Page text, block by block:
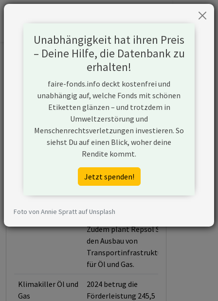
Informationen zum Unternehmen
Repsol SA
https://www.repsol.com
Konflikte
Repsol SA ist ein
Unternehmen aus
Spanien, das in der Öl- und
Gasförderung aktiv ist und
Fördermethoden nutzt.
Zudem plant Repsol SA
den Ausbau von
Transportinfrastruktur
für Öl und Gas.
Klimakiller Öl und
Gas
2024 betrug die
Förderleistung 245,5
Unabhängigkeit hat ihren Preis
– Deine Hilfe, die Datenbank zu
erhalten!
faire-fonds.info deckt kostenfrei und
unabhängig auf, welche Fonds mit schönen
Etiketten glänzen – und trotzdem in
Umweltzerstörung und
Menschenrechtsverletzungen investieren. So
siehst Du auf einen Blick, woher deine
Rendite kommt.
Jetzt spenden!
Foto von Annie Spratt auf Unsplash